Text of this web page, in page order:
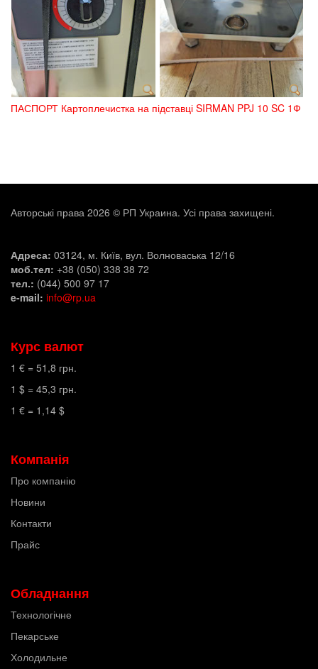
ПАСПОРТ Картоплечистка на підставці SIRMAN PPJ 10 SC 1Ф
Авторські права 2026 © РП Украина. Усі права захищені.
Адреса: 03124, м. Київ, вул. Волноваська 12/16
моб.тел: +38 (050) 338 38 72
тел.: (044) 500 97 17
e-mail: info@rp.ua
Курс валют
1 € = 51,8 грн.
1 $ = 45,3 грн.
1 € = 1,14 $
Компанія
Про компанію
Новини
Контакти
Прайс
Обладнання
Технологічне
Пекарське
Холодильне